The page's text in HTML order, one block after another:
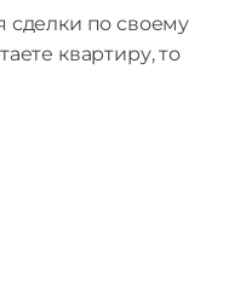
сделки по своему
квартиру, то